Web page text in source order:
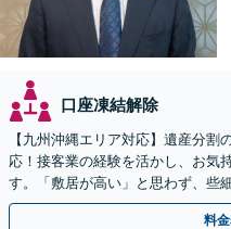
口座凍結解除
【九州沖縄エリア対応】遺産分
応！接客業の経験を活かし、お気
す。「敷居が高い」と思わず、些
い【初回相談無料】【夜間・休日
料